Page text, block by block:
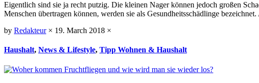
Eigentlich sind sie ja recht putzig. Die kleinen Nager können jedoch großen
Menschen übertragen können, werden sie als Gesundheitsschädlinge
by Redakteur × 19. March 2018 ×
Haushalt, News & Lifestyle, Tipp Wohnen & Haushalt